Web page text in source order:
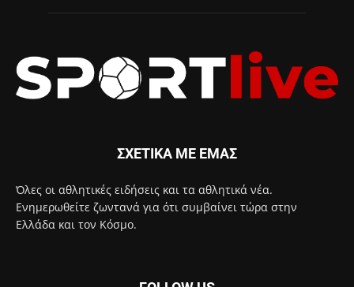
ΣΧΕΤΙΚΑ ΜΕ ΕΜΑΣ
Όλες οι αθλητικές ειδήσεις και τα αθλητικά νέα.
Ενημερωθείτε ζωντανά για ότι συμβαίνει τώρα στην
Ελλάδα και τον Κόσμο.